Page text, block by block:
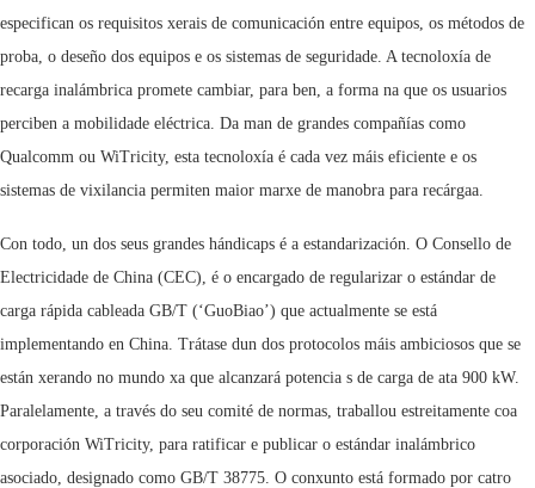
especifican os requisitos xerais de comunicación entre equipos, os métodos de
proba, o deseño dos equipos e os sistemas de seguridade. A tecnoloxía de
recarga inalámbrica promete cambiar, para ben, a forma na que os usuarios
perciben a mobilidade eléctrica. Da man de grandes compañías como
Qualcomm ou WiTricity, esta tecnoloxía é cada vez máis eficiente e os
sistemas de vixilancia permiten maior marxe de manobra para recárgaa.
Con todo, un dos seus grandes hándicaps é a estandarización. O Consello de
Electricidade de China (CEC), é o encargado de regularizar o estándar de
carga rápida cableada GB/T (‘GuoBiao’) que actualmente se está
implementando en China. Trátase dun dos protocolos máis ambiciosos que se
están xerando no mundo xa que alcanzará potencia s de carga de ata 900 kW.
Paralelamente, a través do seu comité de normas, traballou estreitamente coa
corporación WiTricity, para ratificar e publicar o estándar inalámbrico
asociado, designado como GB/T 38775. O conxunto está formado por catro